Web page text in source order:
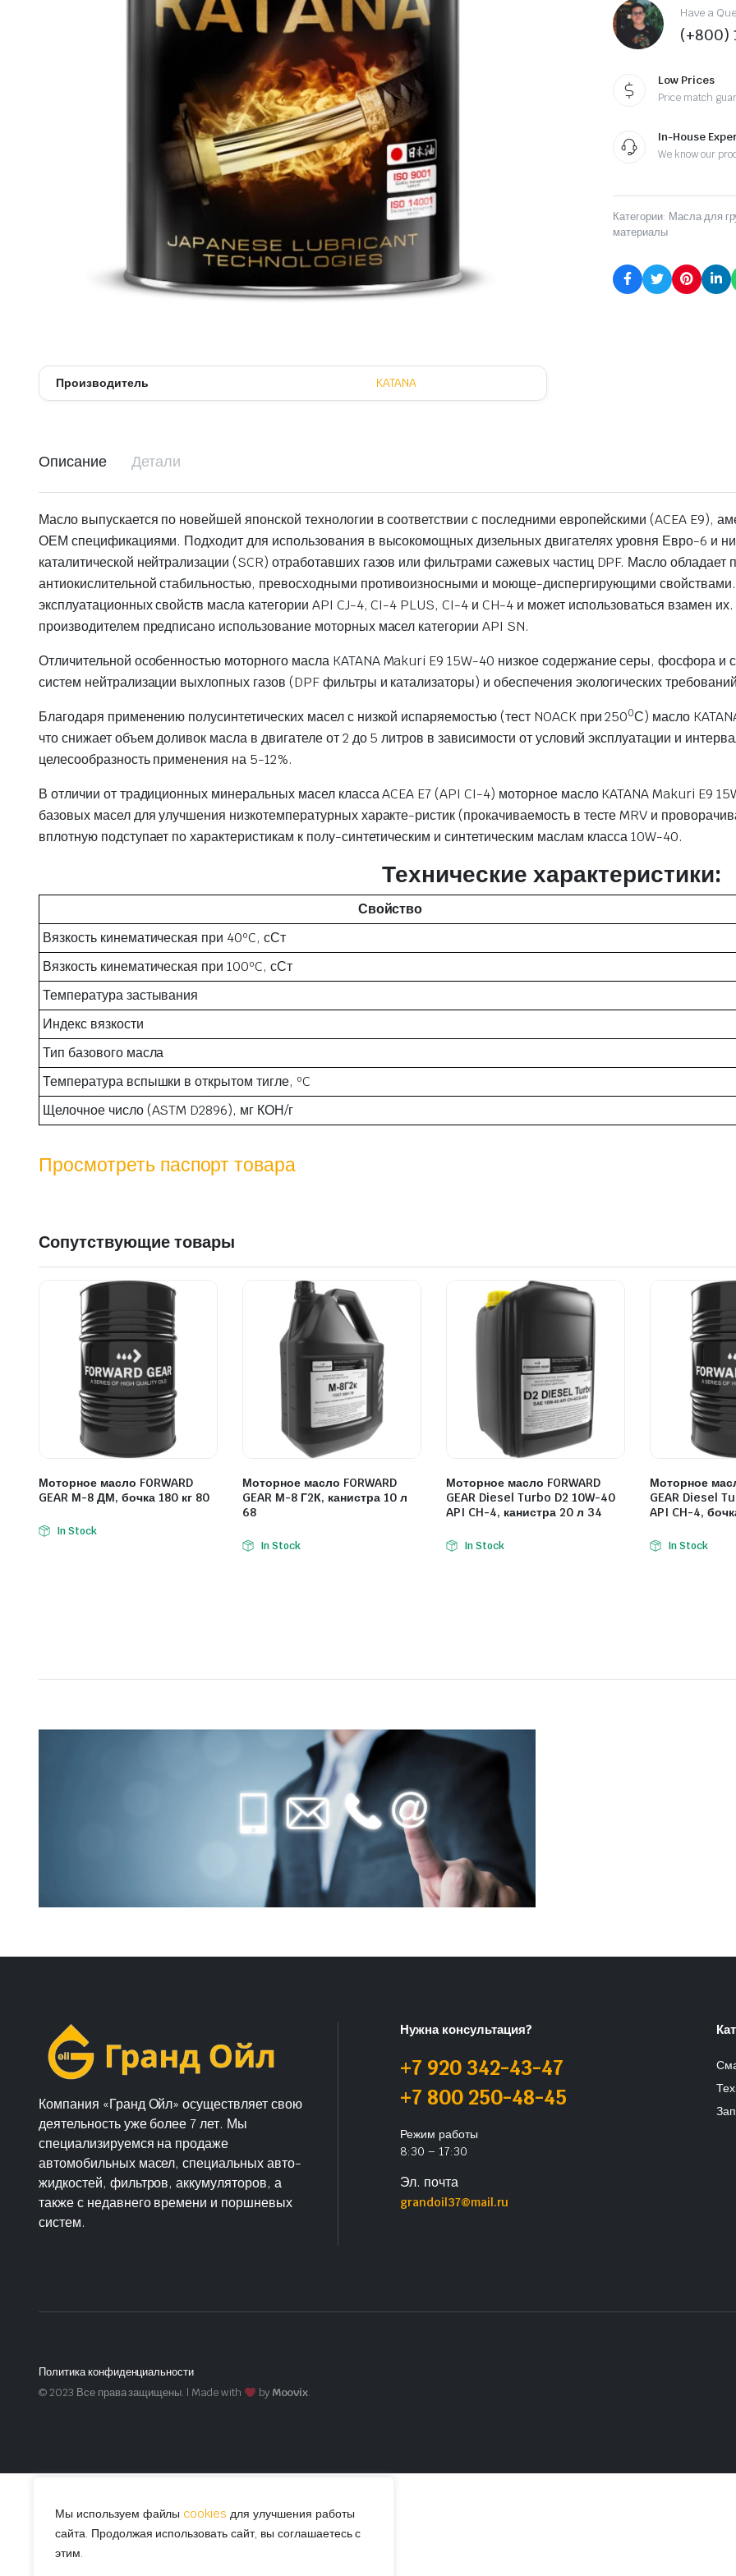
Мы используем файлы cookies для улучшения работы
сайта. Продолжая использовать сайт, вы соглашаетесь с
этим.
Многофункциональные масла
Производитель KATANA
Have a
(+800)
Low Prices
Price match
In-House
We know our
Категории: Масла для
материалы
Описание Детали
Масло выпускается по новейшей японской технологии в соответствии с последними европейскими (ACEA E9),
ОЕМ спецификациями. Подходит для использования в высокомощных дизельных двигателях уровня Евро-6 и
каталитической нейтрализации (SCR) отработавших газов или фильтрами сажевых частиц DPF. Масло
антиокислительной стабильностью, превосходными противоизносными и моюще-диспергирующими
эксплуатационных свойств масла категории API CJ-4, CI-4 PLUS, CI-4 и CH-4 и может использоваться взамен
производителем предписано использование моторных масел категории API SN.
Отличительной особенностью моторного масла KATANA Makuri E9 15W-40 низкое содержание серы, фосфора
систем нейтрализации выхлопных газов (DPF фильтры и катализаторы) и обеспечения экологических
Благодаря применению полусинтетических масел с низкой испаряемостью (тест NOACK при 2500С) масло
что снижает объем доливок масла в двигателе от 2 до 5 литров в зависимости от условий эксплуатации и
целесообразность применения на 5-12%.
В отличии от традиционных минеральных масел класса ACEA E7 (API CI-4) моторное масло KATANA Makuri E9
базовых масел для улучшения низкотемпературных характе-ристик (прокачиваемость в тесте MRV и
вплотную подступает по характеристикам к полу-синтетическим и синтетическим маслам класса 10W-40.
Технические характеристики:
Свойство
Вязкость кинематическая при 40ºC, сСт
Вязкость кинематическая при 100ºC, сСт
Температура застывания
Индекс вязкости
Тип базового масла
Температура вспышки в открытом тигле, ºC
Щелочное число (ASTM D2896), мг КОН/г
Просмотреть паспорт товара
Сопутствующие товары
Моторное масло FORWARD
GEAR М-8 ДМ, бочка 180 кг 80
In Stock
Моторное масло FORWARD
GEAR М-8 Г2К, канистра 10 л
68
In Stock
Моторное масло FORWARD
GEAR Diesel Turbo D2 10W-40
API CH-4, канистра 20 л 34
In Stock
Моторное
GEAR Diesel
API CH-4,
In Stock
Компания «Гранд Ойл» осуществляет свою
деятельность уже более 7 лет. Мы
специализируемся на продаже
автомобильных масел, специальных авто-
жидкостей, фильтров, аккумуляторов, а
также с недавнего времени и поршневых
систем.
Нужна консультация?
+7 920 342-43-47
+7 800 250-48-45
Режим работы
8:30 – 17:30
Эл. почта
grandoil37@mail.ru
Политика конфиденциальности
© 2023 Все права защищены. | Made with
by Moovix.